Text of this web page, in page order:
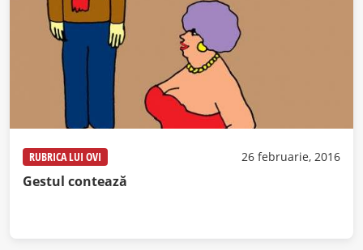
RUBRICA LUI OVI 26 februarie, 2016
Gestul contează